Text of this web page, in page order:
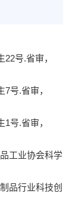
号.省审，
号.省审，
号.省审，
工业协会科学
品行业科技创